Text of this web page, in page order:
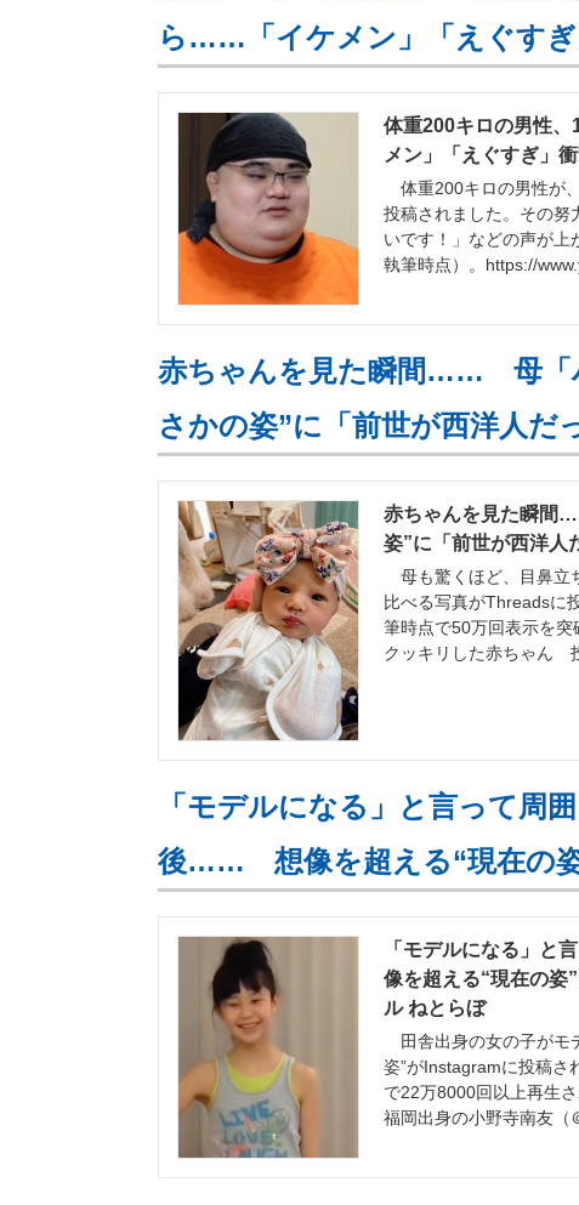
ら……「イケメン」「えぐすぎ
体重200キロの男性
メン」「えぐすぎ」
体重200キロの男性が
投稿されました。その努
いです！」などの声が上
執筆時点）。https://
赤ちゃんを見た瞬間…… 母「
さかの姿”に「前世が西洋人だ
赤ちゃんを見た瞬間
姿”に「前世が西洋人
母も驚くほど、目鼻立
比べる写真がThreadsに
筆時点で50万回表示を突
クッキリした赤ちゃん
「モデルになる」と言って周
後…… 想像を超える“現在の姿
「モデルになる」
像を超える“現在の姿
ル ねとらぼ
田舎出身の女の子がモ
姿”がInstagramに投稿さ
で22万8000回以上再生
福岡出身の小野寺南友